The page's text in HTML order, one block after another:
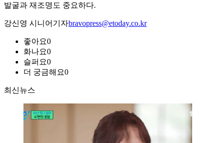
발굴과 재조명도 중요하다.
강신영 시니어기자bravopress@etoday.co.kr
좋아요0
화나요0
슬퍼요0
더 궁금해요0
최신뉴스